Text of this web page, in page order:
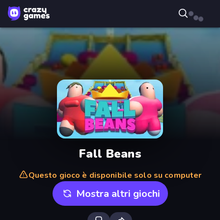
Fall Beans
Questo gioco è disponibile solo su computer
Mostra altri giochi